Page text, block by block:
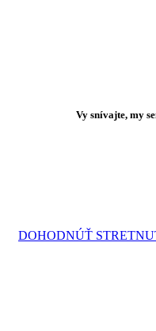
Vy snívajte, my
DOHODNÚŤ